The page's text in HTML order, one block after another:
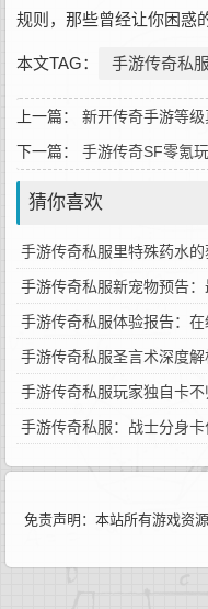
规则，那些曾经让你困惑
本文TAG： 手游传奇私服
上一篇： 新开传奇手游等
下一篇： 手游传奇SF零氪
猜你喜欢
手游传奇私服里特殊药水
手游传奇私服新宠物预告
手游传奇私服体验报告：
手游传奇私服圣言术深度
手游传奇私服玩家独自卡
手游传奇私服：战士分身
免责声明：本站所有游戏资